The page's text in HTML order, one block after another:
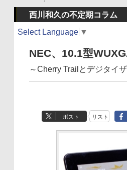
西川和久の不定期コラム
Select Language ▼
NEC、10.1型
～Cherry Trailとデジタイ
ポスト リスト